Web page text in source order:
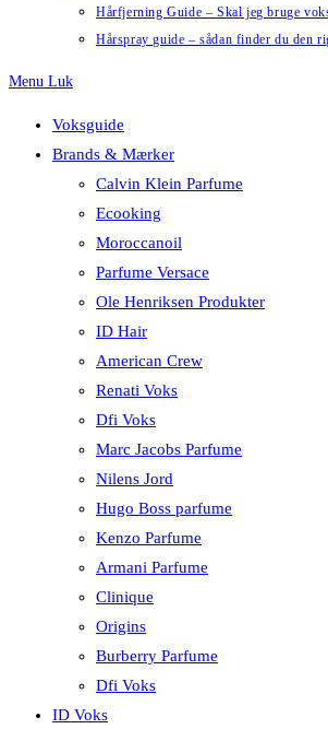
Hårfjerning Guide – Skal jeg bruge
Hårspray guide – sådan finder du den
Menu Luk
Voksguide
Brands & Mærker
Calvin Klein Parfume
Ecooking
Moroccanoil
Parfume Versace
Ole Henriksen Produkter
ID Hair
American Crew
Renati Voks
Dfi Voks
Marc Jacobs Parfume
Nilens Jord
Hugo Boss parfume
Kenzo Parfume
Armani Parfume
Clinique
Origins
Burberry Parfume
Dfi Voks
ID Voks